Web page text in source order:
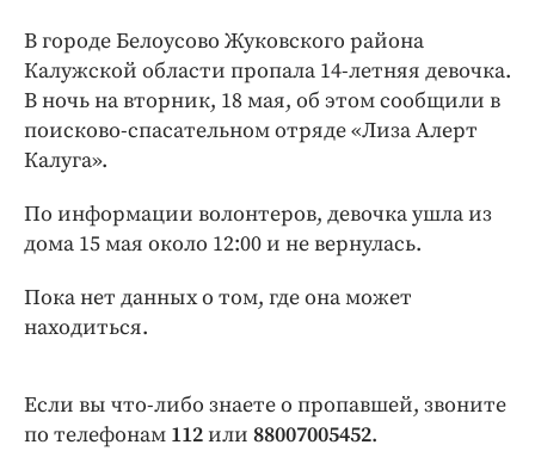
Издания
Медиаперсона
Интересное чтиво
Клиника года
Бренд года
Работодатель года
В городе Белоусово Жуковского района
Калужской области пропала 14-летняя девочка.
В ночь на вторник, 18 мая, об этом сообщили в
поисково-спасательном отряде «Лиза Алерт
Калуга».
По информации волонтеров, девочка ушла из
дома 15 мая около 12:00 и не вернулась.
Пока нет данных о том, где она может
находиться.
Если вы что-либо знаете о пропавшей, звоните
по телефонам 112или 88007005452.